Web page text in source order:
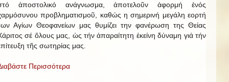
ἀποστολικό ανάγνωσμα, ἀποτελοῦν ἀφορμή ἑνός
προβληματισμοῦ, καθώς η σημερινή μεγάλη εορτή
Αγίων Θεοφανείων μας θυμίζει την φανέρωση της Θείας
σέ ὅλους μας, ὡς τήν ἀπαραίτητη ἐκείνη δύναμη γιά τήν
τῆς σωτηρίας μας.
Περισσότερα